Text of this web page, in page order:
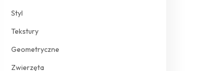
Styl
Tekstury
Geometryczne
Zwierzęta